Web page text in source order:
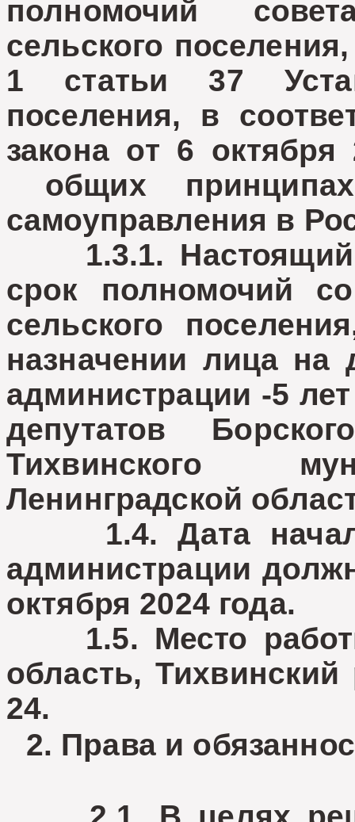
полномочий
сельского
1 статьи 37
поселения, в
закона от 6
общих принципах
самоуправления в
1.3.1. Настоящий
срок полномочий
сельского
назначении лица на
администрации -5
депутатов
Тихвинского
Ленинградской
1.4. Дата начала
администрации
октября 2024 года.
1.5. Место
область,
24.
2. Права и